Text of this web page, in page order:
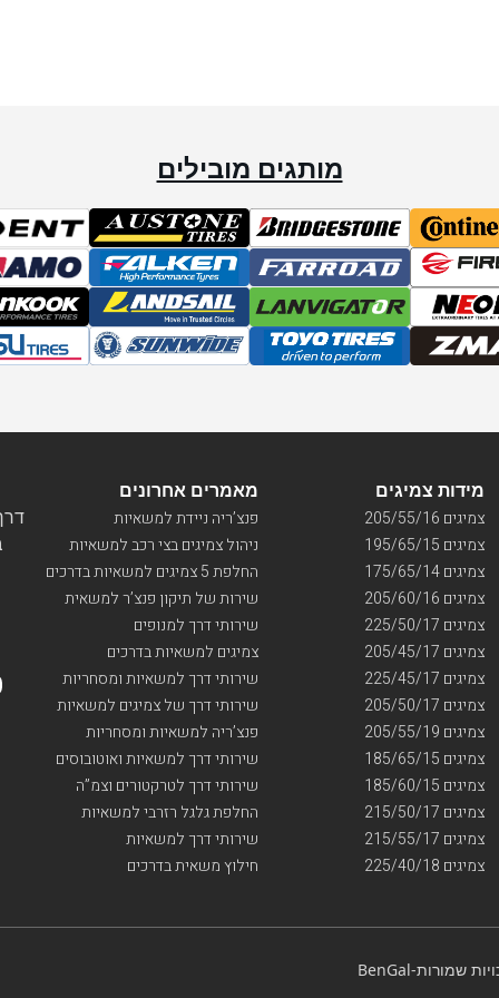
מותגים מובילים
דרך
מאמרים אחרונים
פנצ’ריה ניידת למשאיות
ניהול צמיגים בצי רכב למשאיות
החלפת 5 צמיגים למשאיות בדרכים
שירות של תיקון פנצ’ר למשאית
שירותי דרך למנופים
צמיגים למשאיות בדרכים
שירותי דרך למשאיות ומסחריות
שירותי דרך של צמיגים למשאיות
פנצ’ריה למשאיות ומסחריות
שירותי דרך למשאיות ואוטובוסים
שירותי דרך לטרקטורים וצמ”ה
החלפת גלגל רזרבי למשאיות
שירותי דרך למשאיות
חילוץ משאית בדרכים
מידות צמיגים
צמיגים 205/55/16
צמיגים 195/65/15
צמיגים 175/65/14
צמיגים 205/60/16
צמיגים 225/50/17
צמיגים 205/45/17
צמיגים 225/45/17
צמיגים 205/50/17
צמיגים 205/55/19
צמיגים 185/65/15
צמיגים 185/60/15
צמיגים 215/50/17
צמיגים 215/55/17
צמיגים 225/40/18